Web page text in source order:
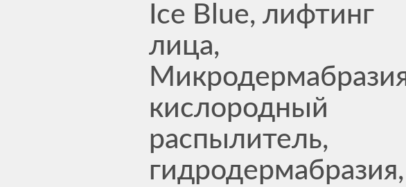
Ice Blue, лифтинг
лица,
кислородный
распылитель,
гидродермабразия,